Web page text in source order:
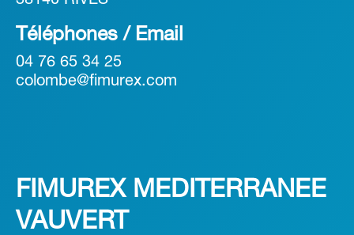
Téléphones / Email
04 76 65 34 25
colombe@fimurex.com
FIMUREX MEDITERRANEE
VAUVERT